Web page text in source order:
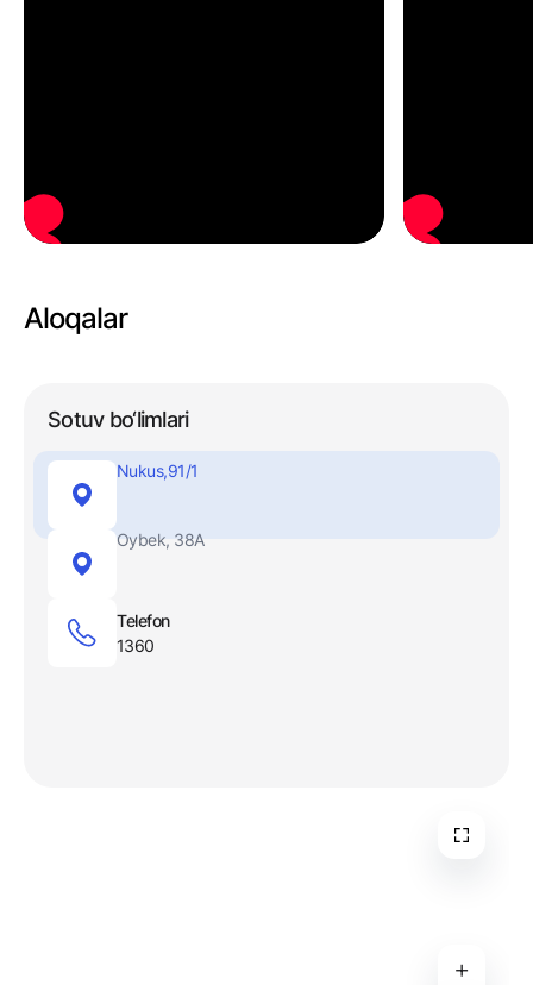
Aloqalar
+
Sotuv bo‘limlari
Nukus,91/1
Oybek, 38A
Telefon
1360